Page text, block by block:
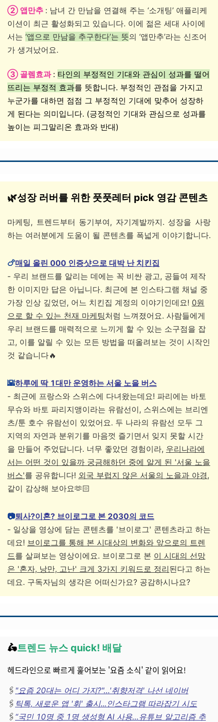
② 앱만추 : 남녀 간 만남을 연결해 주는 ‘소개팅’ 애플리케
이션이 최근 활성화되고 있습니다. 이에 젊은 세대 사이에
서는 ‘앱으로 만남을 추구한다’는 뜻의 ‘앱만추’라는 신조어
가 생겨났어요.
③ 골렘효과 : 타인의 부정적인 기대와 관심이 성과를 떨어
뜨리는 부정적 효과를 뜻합니다. 부정적인 관점을 가지고
누군가를 대하면 점점 그 부정적인 기대에 맞추어 성장하
게 된다는 의미입니다. (긍정적인 기대와 관심으로 성과를
높이는 피그말리온 효과와 반대)
🌿성장 러버를 위한 풋풋레터 pick 영감 콘텐츠
마케팅, 트렌드부터 동기부여, 자기계발까지. 성장을 사랑
하는 여러분에게 도움이 될 콘텐츠를 폭넓게 이야기합니다.
🍗매일 올린 000 인증샷으로 대박 난 치킨집
- 우리 브랜드를 알리는 데에는 꼭 비싼 광고, 공들여 제작
한 이미지만 답은 아닙니다. 최근에 본 인스타그램 채널 중
가장 인상 깊었던, 어느 치킨집 계정의 이야기인데요! 0원
으로 할 수 있는 천재 마케팅처럼 느껴졌어요. 사람들에게
우리 브랜드를 매력적으로 느끼게 할 수 있는 소구점을 잡
고, 이를 알릴 수 있는 모든 방법을 떠올려보는 것이 시작인
것 같습니다🔥
🌇하루에 딱 1대만 운영하는 서울 노을 버스
- 최근에 프랑스와 스위스에 다녀왔는데요! 파리에는 바토
무슈와 바토 파리지앵이라는 유람선이, 스위스에는 브리엔
츠/툰 호수 유람선이 있었어요. 두 나라의 유람선 모두 그
지역의 자연과 분위기를 마음껏 즐기면서 잊지 못할 시간
을 만들어 주었답니다. 너무 좋았던 경험이라, 우리나라에
서는 어떤 것이 있을까 궁금해하던 중에 알게 된 '서울 노을
버스'를 공유합니다! 외국 부럽지 않은 서울의 노을과 야경,
같이 감상해 보아요🫶🏻
📷퇴사?이혼? 브이로그로 본 2030의 코드
- 일상을 영상에 담는 콘텐츠를 '브이로그' 콘텐츠라고 하는
데요! 브이로그를 통해 본 시대상의 변화와 앞으로의 트렌
드를 살펴보는 영상이에요. 브이로그로 본 이 시대의 선망
은 '혼자, 낭만, 고난' 크게 3가지 키워드로 정리된다고 하는
데요. 구독자님의 생각은 어떠신가요? 공감하시나요?
🛵트렌드 뉴스 quick! 배달
헤드라인으로 빠르게 훑어보는 '요즘 소식' 같이 읽어요!
🖇️ "요즘 20대는 어디 가지?"…'취향저격' 나선 네이버
🖇️ 틱톡, 새로운 앱 '휘' 출시...인스타그램 따라잡기 시도
🖇️ “국민 10명 중 1명 생성형 AI 사용…유튜브 알고리즘 추